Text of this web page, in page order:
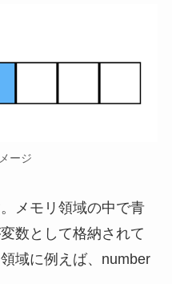
ージ
メモリ領域の中で青
数として格納されて
域に例えば、number